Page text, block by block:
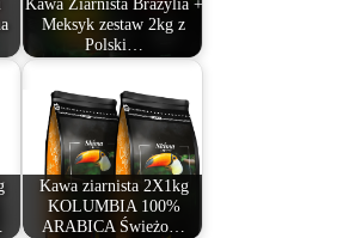
Meksyk zestaw 2kg z
Polski…
Kawa ziarnista 2X1kg
KOLUMBIA 100%
ARABICA Świeżo…